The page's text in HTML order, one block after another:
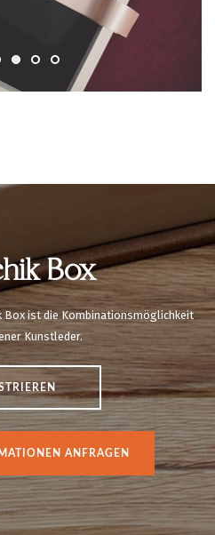
Box
Box ist die Kombinationsmöglichkeit
Kunstleder.
ANFRAGEN